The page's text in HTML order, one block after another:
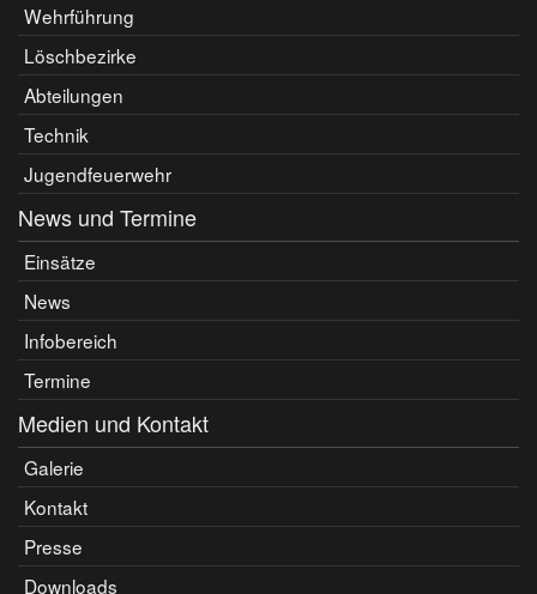
Wehrführung
Löschbezirke
Abteilungen
Technik
Jugendfeuerwehr
News und Termine
Einsätze
News
Infobereich
Termine
Medien und Kontakt
Galerie
Kontakt
Presse
Downloads